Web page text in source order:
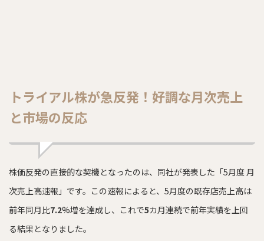
トライアル株が急反発！好調な月次売上
と市場の反応
株価反発の直接的な契機となったのは、同社が発表した「5月度 月
次売上高速報」です。この速報によると、5月度の既存店売上高は
前年同月比7.2%増を達成し、これで5カ月連続で前年実績を上回
る結果となりました。